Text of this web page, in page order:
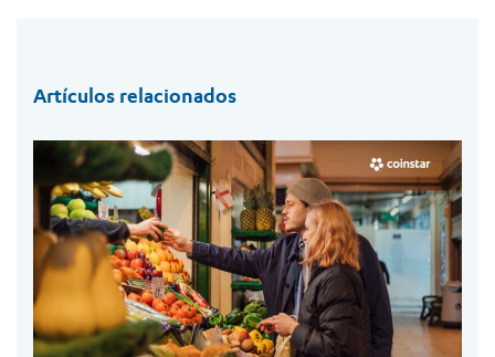
Artículos relacionados